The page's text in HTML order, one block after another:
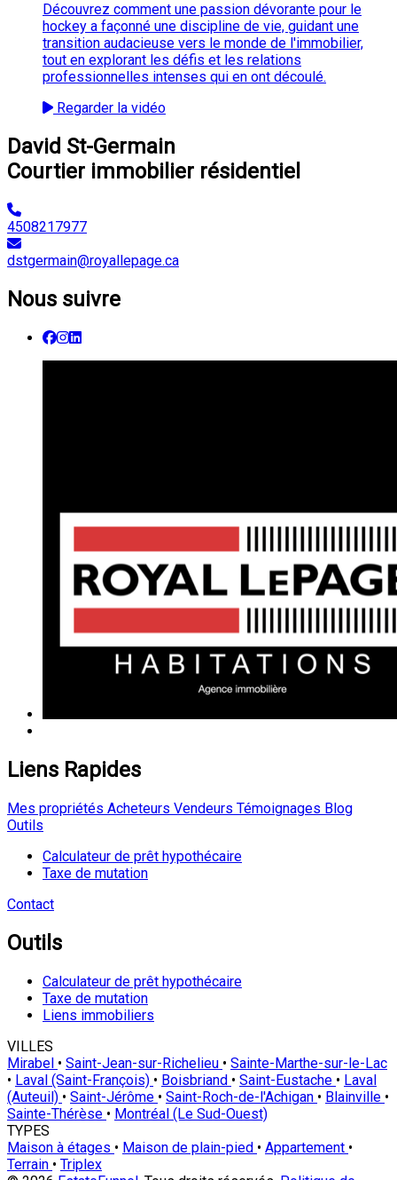
Découvrez comment une passion dévorante pour le
hockey a façonné une discipline de vie, guidant une
transition audacieuse vers le monde de l'immobilier,
tout en explorant les défis et les relations
professionnelles intenses qui en ont découlé.
Regarder la vidéo
David St-Germain
Courtier immobilier résidentiel
4508217977
dstgermain@royallepage.ca
Nous suivre
Liens Rapides
Mes propriétés Acheteurs Vendeurs Témoignages Blog
Outils
Calculateur de prêt hypothécaire
Taxe de mutation
Contact
Outils
Calculateur de prêt hypothécaire
Taxe de mutation
Liens immobiliers
VILLES
Mirabel • Saint-Jean-sur-Richelieu • Sainte-Marthe-sur-le-Lac
• Laval (Saint-François) • Boisbriand • Saint-Eustache • Laval
(Auteuil) • Saint-Jérôme • Saint-Roch-de-l'Achigan • Blainville •
Sainte-Thérèse • Montréal (Le Sud-Ouest)
TYPES
Maison à étages • Maison de plain-pied • Appartement •
Terrain • Triplex